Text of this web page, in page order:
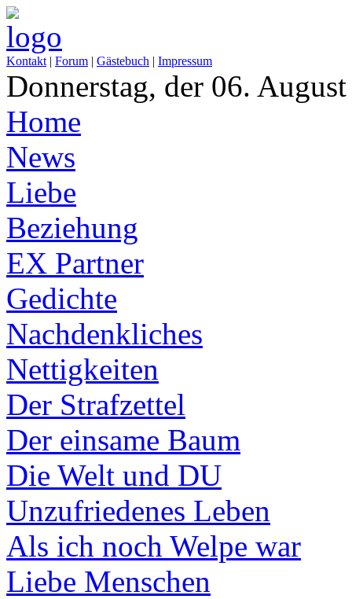
Kontakt | Forum | Gästebuch | Impressum
Donnerstag, der 06.
Home
News
Liebe
Beziehung
EX Partner
Gedichte
Nachdenkliches
Nettigkeiten
Der Strafzettel
Der einsame Baum
Die Welt und DU
Unzufriedenes Leben
Als ich noch Welpe war
Liebe Menschen